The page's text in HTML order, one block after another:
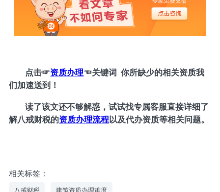
点击☞资质办理☜关键词 你所缺少的相关资质我
们加速送到！
读了该文还不够解惑，试试找专属客服直接详细了
解八戒财税的资质办理流程以及代办资质等相关问题。
相关标签：
八戒财税 建筑资质办理难度